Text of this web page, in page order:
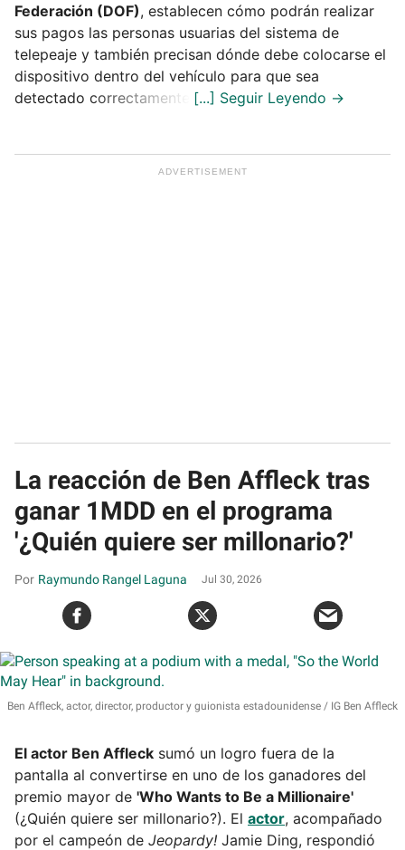
Federación (DOF), establecen cómo podrán realizar
sus pagos las personas usuarias del sistema de
telepeaje y también precisan dónde debe colocarse el
dispositivo dentro del vehículo para que sea
detectado correctamente.
La reacción de Ben Affleck tras
ganar 1MDD en el programa
'¿Quién quiere ser millonario?'
Raymundo Rangel Laguna Jul 30, 2026
Ben Affleck, actor, director, productor y guionista estadounidense IG Ben Affleck
El actor Ben Affleck sumó un logro fuera de la
pantalla al convertirse en uno de los ganadores del
premio mayor de 'Who Wants to Be a Millionaire'
(¿Quién quiere ser millonario?). El actor, acompañado
por el campeón de Jeopardy! Jamie Ding, respondió